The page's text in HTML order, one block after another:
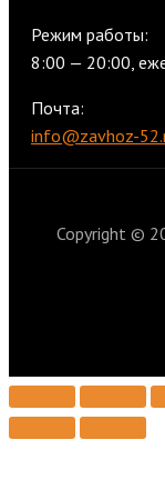
Режим работы:
8:00 — 20:00,
Почта:
info@zavhoz-
Copyright ©